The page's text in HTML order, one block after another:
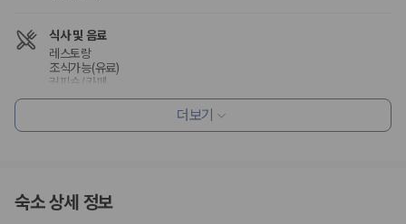
식사 및 음료
레스토랑
조식가능(유료)
커피숍/카페
더보기
숙소 상세 정보